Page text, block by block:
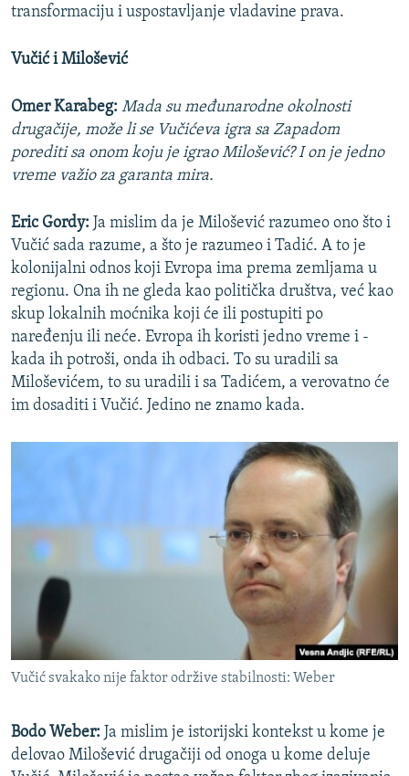
transformaciju i uspostavljanje vladavine prava.
Vučić i Milošević
Omer Karabeg: Mada su međunarodne okolnosti
drugačije, može li se Vučićeva igra sa Zapadom
porediti sa onom koju je igrao Milošević? I on je jedno
vreme važio za garanta mira.
Eric Gordy: Ja mislim da je Milošević razumeo ono što i
Vučić sada razume, a što je razumeo i Tadić. A to je
kolonijalni odnos koji Evropa ima prema zemljama u
regionu. Ona ih ne gleda kao politička društva, već kao
skup lokalnih moćnika koji će ili postupiti po
naređenju ili neće. Evropa ih koristi jedno vreme i -
kada ih potroši, onda ih odbaci. To su uradili sa
Miloševićem, to su uradili i sa Tadićem, a verovatno će
im dosaditi i Vučić. Jedino ne znamo kada.
Vučić svakako nije faktor održive stabilnosti: Weber
Bodo Weber: Ja mislim je istorijski kontekst u kome je
delovao Milošević drugačiji od onoga u kome deluje